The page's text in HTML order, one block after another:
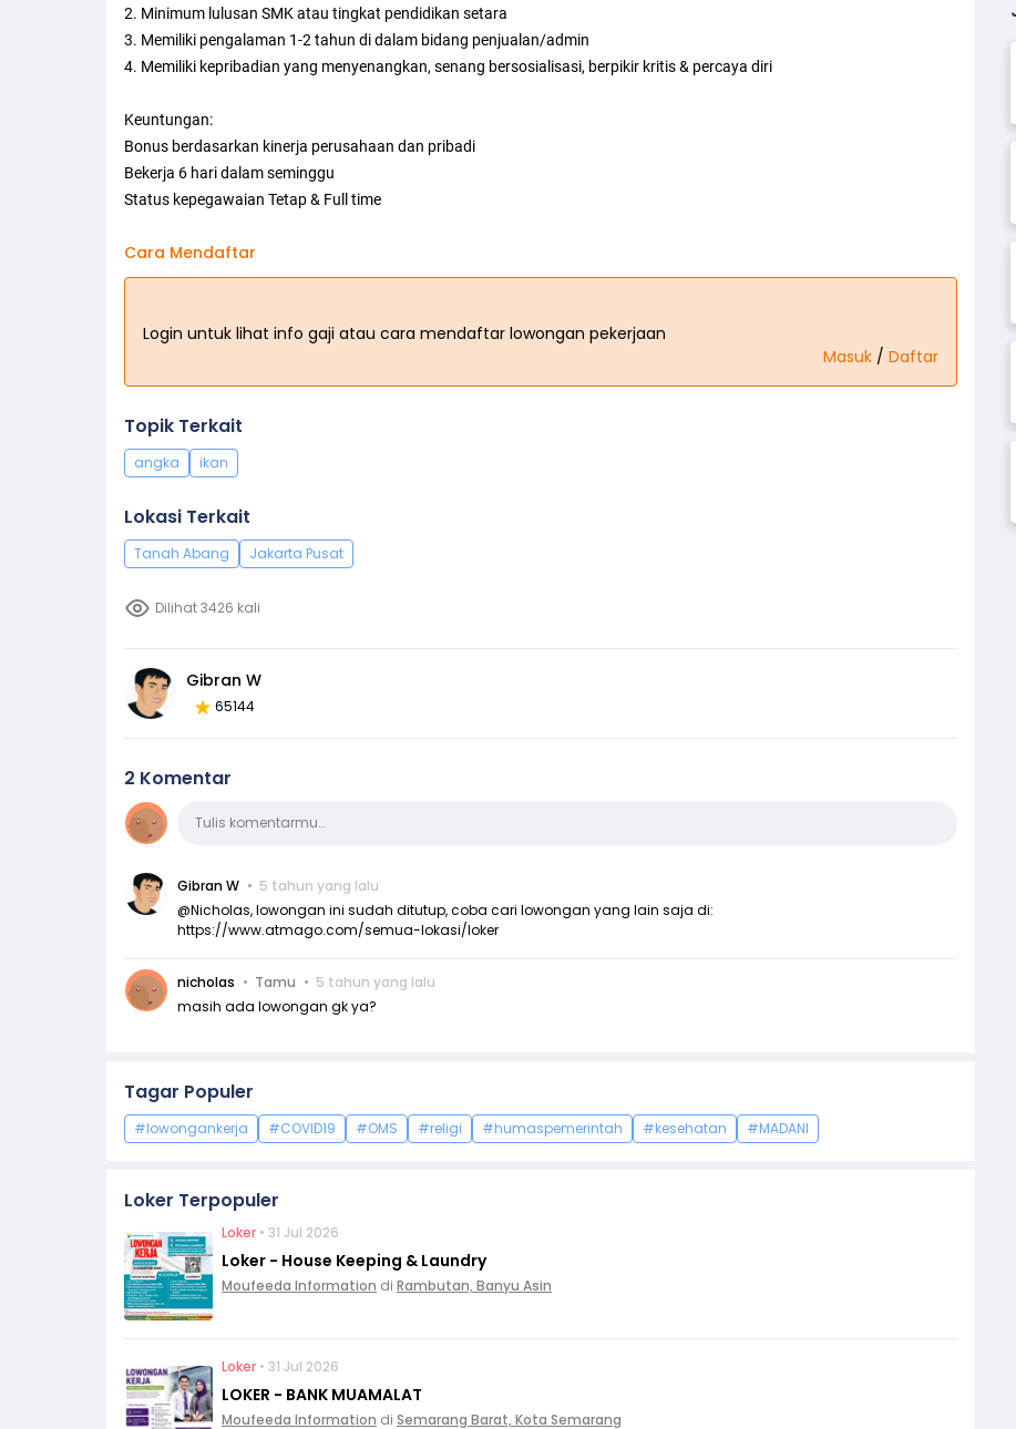
2. Minimum lulusan SMK atau tingkat pendidikan setara
3. Memiliki pengalaman 1-2 tahun di dalam bidang penjualan/admin
4. Memiliki kepribadian yang menyenangkan, senang bersosialisasi, berpikir kritis & percaya diri
Keuntungan:
Bonus berdasarkan kinerja perusahaan dan pribadi
Bekerja 6 hari dalam seminggu
Status kepegawaian Tetap & Full time
Cara Mendaftar
Login untuk lihat info gaji atau cara mendaftar lowongan pekerjaan
Masuk / Daftar
Topik Terkait
angka ikan
Lokasi Terkait
Tanah Abang Jakarta Pusat
Dilihat 3426 kali
Gibran W
65144
2 Komentar
KomentarTulis komentarmu…
Gibran W
5 tahun yang lalu
@Nicholas, lowongan ini sudah ditutup, coba cari lowongan yang lain saja di:
https://www.atmago.com/semua-lokasi/loker
nicholas Tamu
5 tahun yang lalu
masih ada lowongan gk ya?
Tagar Populer
#lowongankerja #COVID19 #OMS #religi #humaspemerintah #kesehatan #MADANI
Loker Terpopuler
Loker • 31 Jul 2026
Loker - House Keeping & Laundry
Moufeeda Information di Rambutan, Banyu Asin
Loker • 31 Jul 2026
LOKER - BANK MUAMALAT
Moufeeda Information di Semarang Barat, Kota Semarang